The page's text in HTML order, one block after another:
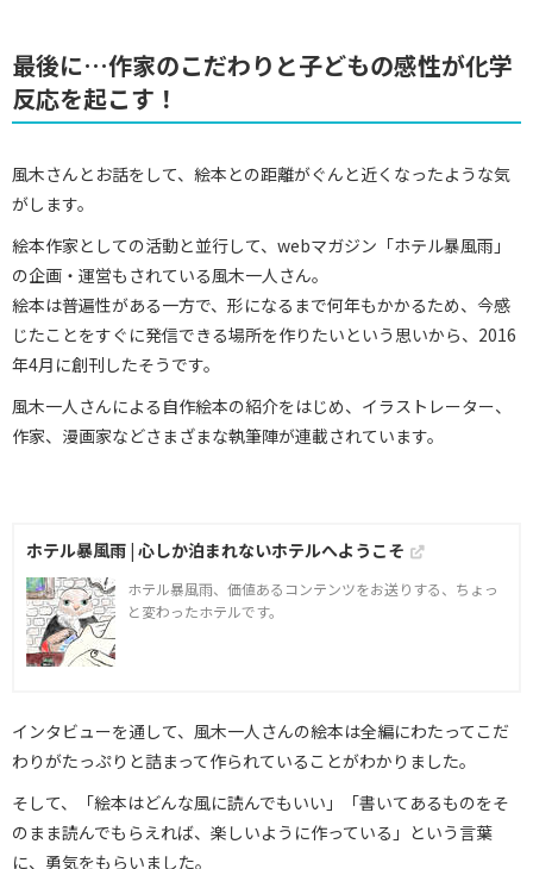
最後に…作家のこだわりと子どもの感性が化学
反応を起こす！
風木さんとお話をして、絵本との距離がぐんと近くなったような気
がします。
絵本作家としての活動と並行して、webマガジン「ホテル暴風雨」
の企画・運営もされている風木一人さん。
絵本は普遍性がある一方で、形になるまで何年もかかるため、今感
じたことをすぐに発信できる場所を作りたいという思いから、2016
年4月に創刊したそうです。
風木一人さんによる自作絵本の紹介をはじめ、イラストレーター、
作家、漫画家などさまざまな執筆陣が連載されています。
ホテル暴風雨 | 心しか泊まれないホテルへようこそ
ホテル暴風雨、価値あるコンテンツをお送りする、ちょっ
と変わったホテルです。
インタビューを通して、風木一人さんの絵本は全編にわたってこだ
わりがたっぷりと詰まって作られていることがわかりました。
そして、「絵本はどんな風に読んでもいい」「書いてあるものをそ
のまま読んでもらえれば、楽しいように作っている」という言葉
に、勇気をもらいました。